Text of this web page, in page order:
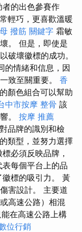
的出色參賽作
輕巧，更喜歡溫暖
撥筋 關鍵字 霜敏
。 但是，即使是
破壞徽標的成功。
的情緒和信息，因
致至關重要。 香
顏色組合可以幫助
中市按摩 整骨 該
。 按摩 推薦
品牌的識別和檢
類型，並努力選擇
必須反映品牌，
每個平台上的品
標的吸引力。 黃
害設計。 主要道
高速公路）相混
能在高速公路上構
位行銷